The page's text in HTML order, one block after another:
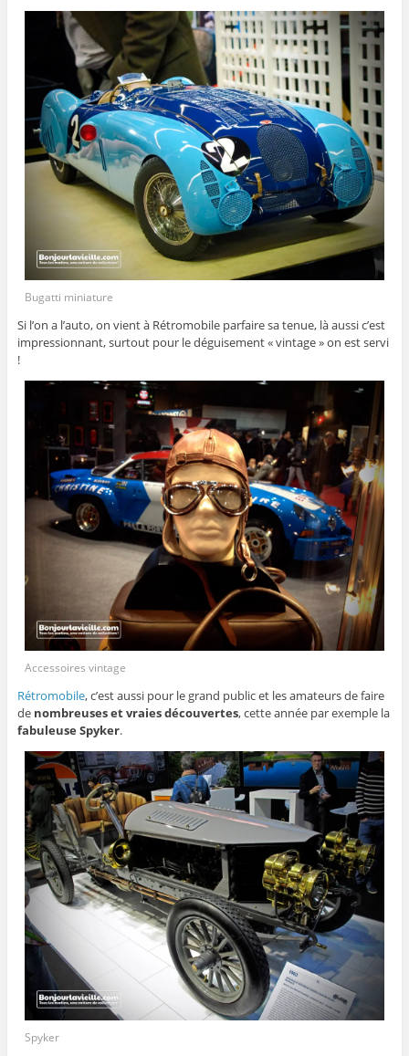
Bugatti miniature
Si l’on a l’auto, on vient à Rétromobile parfaire sa tenue, là aussi c’est
impressionnant, surtout pour le déguisement « vintage » on est servi
!
Accessoires vintage
Rétromobile, c’est aussi pour le grand public et les amateurs de faire
de nombreuses et vraies découvertes, cette année par exemple la
fabuleuse Spyker.
Spyker